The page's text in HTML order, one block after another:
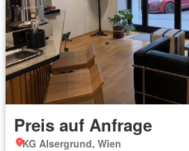
Preis auf Anfrage
KG Alsergrund, Wien